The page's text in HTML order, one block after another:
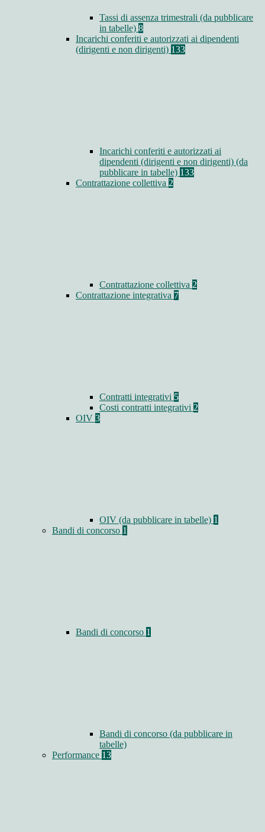
Tassi di assenza trimestrali (da pubblicare
in tabelle) 8
Incarichi conferiti e autorizzati ai dipendenti
(dirigenti e non dirigenti) 133
Incarichi conferiti e autorizzati ai
dipendenti (dirigenti e non dirigenti) (da
pubblicare in tabelle) 133
Contrattazione collettiva 2
Contrattazione collettiva 2
Contrattazione integrativa 7
Contratti integrativi 5
Costi contratti integrativi 2
OIV 3
OIV (da pubblicare in tabelle) 1
Bandi di concorso 1
Bandi di concorso 1
Bandi di concorso (da pubblicare in
tabelle)
Performance 13